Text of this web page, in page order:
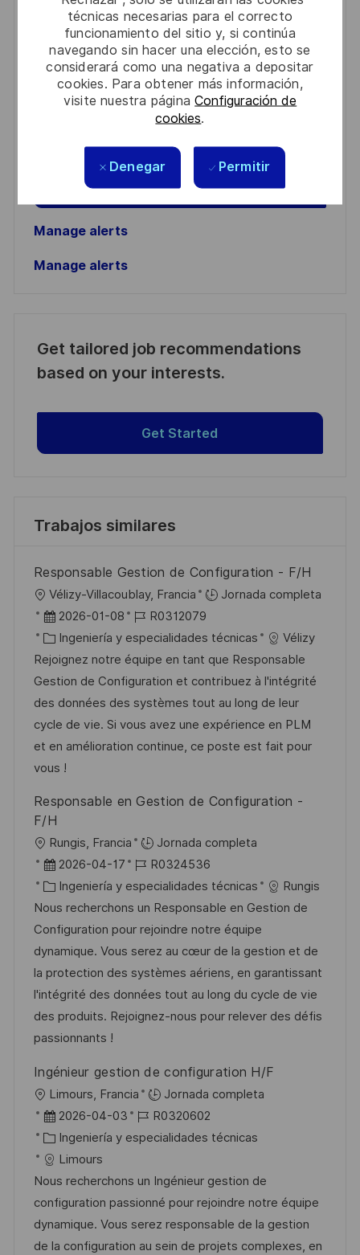
técnicas necesarias para el correcto
funcionamiento del sitio y, si continúa
navegando sin hacer una elección, esto se
considerará como una negativa a depositar
cookies. Para obtener más información,
visite nuestra páginaConfiguración de
cookies.
Denegar Permitir
Get notified for similar jobs
You'll receive updates once a week
Enter
(Required)
Revise y acepte los términos del procesamiento de
su información personal
Activar
Manage alerts
Manage alerts
Get tailored job recommendations
based on your interests.
Get Started
Trabajos similares
Responsable Gestion de Configuration - F/H
U
b
c
a
c
i
ó
n
Vélizy-Villacoublay, Francia
Jornada completa
F
e
c
h
a
d
e
p
b
c
ó
n
2026-01-08
I
D
d
e
e
m
p
o
R0312079
C
a
t
e
g
o
r
a
Ingeniería y especialidades técnicas
Vélizy
Rejoignez notre équipe en tant que Responsable
Gestion de Configuration et contribuez à l'intégrité
des données des systèmes tout au long de leur
cycle de vie. Si vous avez une expérience en PLM
et en amélioration continue, ce poste est fait pour
vous !
Responsable en Gestion de Configuration -
F/H
U
b
c
a
c
i
ó
n
Rungis, Francia
Jornada completa
F
e
c
h
a
d
e
p
u
l
i
c
a
c
i
ó
n
2026-04-17
I
D
d
e
e
m
p
l
R0324536
C
a
t
e
g
o
r
í
Ingeniería y especialidades técnicas
Rungis
Nous recherchons un Responsable en Gestion de
Configuration pour rejoindre notre équipe
dynamique. Vous serez au cœur de la gestion et de
la protection des systèmes aériens, en garantissant
l'intégrité des données tout au long du cycle de vie
des produits. Rejoignez-nous pour relever des défis
passionnants !
Ingénieur gestion de configuration H/F
U
b
c
a
c
i
ó
Limours, Francia
Jornada completa
F
e
c
h
a
d
e
2026-04-03
I
D
e
e
m
p
R0320602
C
a
t
e
g
o
Ingeniería y especialidades técnicas
Limours
Nous recherchons un Ingénieur gestion de
configuration passionné pour rejoindre notre équipe
dynamique. Vous serez responsable de la gestion
de la configuration au sein de projets complexes, en